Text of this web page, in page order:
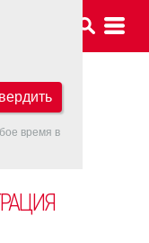
время в